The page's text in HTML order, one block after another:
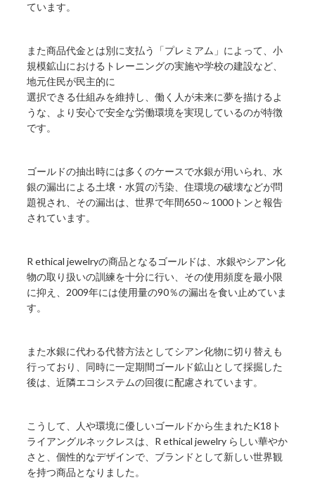
ています。
また商品代金とは別に支払う「プレミアム」によって、小
規模鉱山におけるトレーニングの実施や学校の建設など、
地元住民が民主的に
選択できる仕組みを維持し、働く人が未来に夢を描けるよ
うな、より安心で安全な労働環境を実現しているのが特徴
です。
ゴールドの抽出時には多くのケースで水銀が用いられ、水
銀の漏出による土壌・水質の汚染、住環境の破壊などが問
題視され、その漏出は、世界で年間650～1000トンと報告
されています。
R ethical jewelryの商品となるゴールドは、水銀やシアン化
物の取り扱いの訓練を十分に行い、その使用頻度を最小限
に抑え、2009年には使用量の90％の漏出を食い止めていま
す。
また水銀に代わる代替方法としてシアン化物に切り替えも
行っており、同時に一定期間ゴールド鉱山として採掘した
後は、近隣エコシステムの回復に配慮されています。
こうして、人や環境に優しいゴールドから生まれたK18ト
ライアングルネックレスは、R ethical jewelry らしい華やか
さと、個性的なデザインで、ブランドとして新しい世界観
を持つ商品となりました。